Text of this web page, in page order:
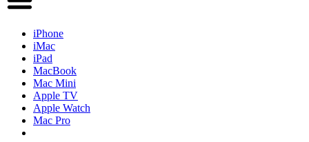
iPhone
iMac
iPad
MacBook
Mac Mini
Apple TV
Apple Watch
Mac Pro